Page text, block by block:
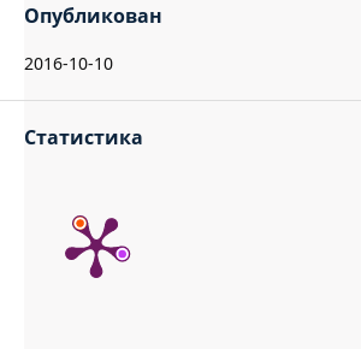
Опубликован
2016-10-10
Статистика